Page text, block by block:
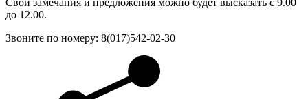
до 12.00.
Звоните по номеру: 8(017)542-02-30